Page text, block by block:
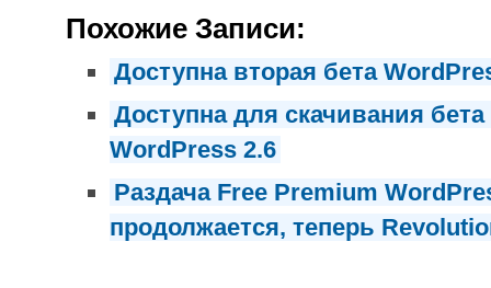
Похожие Записи:
Доступна вторая бета
Доступна для скачивания
WordPress 2.6
Раздача Free Premium
продолжается, теперь